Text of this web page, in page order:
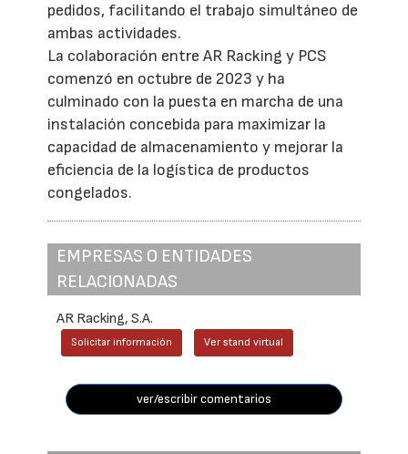
pedidos, facilitando el trabajo simultáneo de
ambas actividades.
La colaboración entre AR Racking y PCS
comenzó en octubre de 2023 y ha
culminado con la puesta en marcha de una
instalación concebida para maximizar la
capacidad de almacenamiento y mejorar la
eficiencia de la logística de productos
congelados.
EMPRESAS O ENTIDADES
RELACIONADAS
AR Racking, S.A.
Solicitar información Ver stand virtual
ver/escribir comentarios